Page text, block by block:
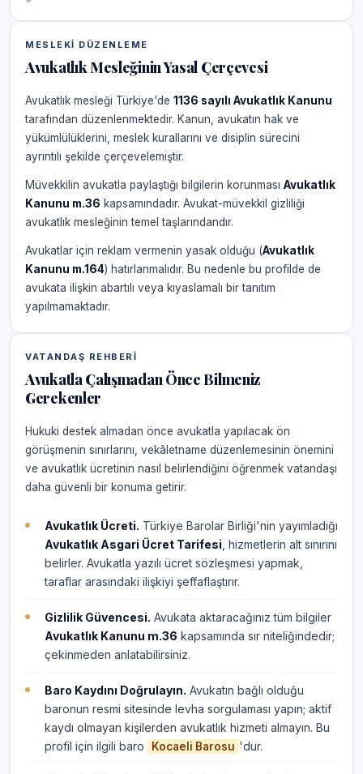
MESLEKI DÜZENLEME
Avukatlık Mesleğinin Yasal Çerçevesi
Avukatlık mesleği Türkiye'de 1136 sayılı Avukatlık Kanunu
tarafından düzenlenmektedir. Kanun, avukatın hak ve
yükümlülüklerini, meslek kurallarını ve disiplin sürecini
ayrıntılı şekilde çerçevelemiştir.
Müvekkilin avukatla paylaştığı bilgilerin korunması Avukatlık
Kanunu m.36 kapsamındadır. Avukat-müvekkil gizliliği
avukatlık mesleğinin temel taşlarındandır.
Avukatlar için reklam vermenin yasak olduğu (Avukatlık
Kanunu m.164) hatırlanmalıdır. Bu nedenle bu profilde de
avukata ilişkin abartılı veya kıyaslamalı bir tanıtım
yapılmamaktadır.
VATANDAŞ REHBERI
Avukatla Çalışmadan Önce Bilmeniz
Gerekenler
Hukuki destek almadan önce avukatla yapılacak ön
görüşmenin sınırlarını, vekâletname düzenlemesinin önemini
ve avukatlık ücretinin nasıl belirlendiğini öğrenmek vatandaşı
daha güvenli bir konuma getirir.
Avukatlık Ücreti. Türkiye Barolar Birliği'nin yayımladığı
Avukatlık Asgari Ücret Tarifesi , hizmetlerin alt sınırını
belirler. Avukatla yazılı ücret sözleşmesi yapmak,
taraflar arasındaki ilişkiyi şeffaflaştırır.
Gizlilik Güvencesi. Avukata aktaracağınız tüm bilgiler
Avukatlık Kanunu m.36 kapsamında sır niteliğindedir;
çekinmeden anlatabilirsiniz.
Baro Kaydını Doğrulayın. Avukatın bağlı olduğu
baronun resmi sitesinde levha sorgulaması yapın; aktif
kaydı olmayan kişilerden avukatlık hizmeti almayın. Bu
profil için ilgili baro
Kocaeli Barosu 'dur.